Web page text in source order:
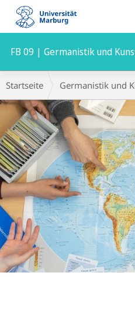
Mobile-
Navigation
FB 09 | Germanistik und
Hauptinhalt
Breadcrumb-
Navigation
Startseite Germanistik und